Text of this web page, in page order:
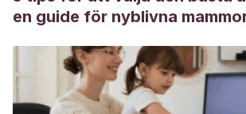
en guide för nyblivna